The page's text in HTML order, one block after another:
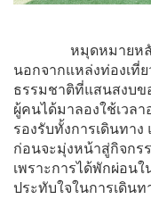
หมุดหมายห
นอกจากแหล่งท่องเที่
ธรรมชาติที่แสนสงบข
ผู้คนได้มาลองใช้เวล
รองรับทั้งการเดินทา
ก่อนจะมุ่งหน้าสู่กิจกร
เพราะการได้พักผ่อน
ประทับใจในการเดินท